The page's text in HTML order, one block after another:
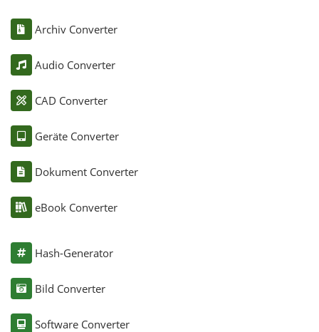
Archiv Converter
Audio Converter
CAD Converter
Geräte Converter
Dokument Converter
eBook Converter
Hash-Generator
Bild Converter
Software Converter